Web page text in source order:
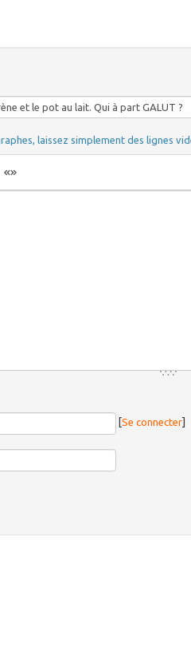
laissez simplement des lignes
[Se connecter]